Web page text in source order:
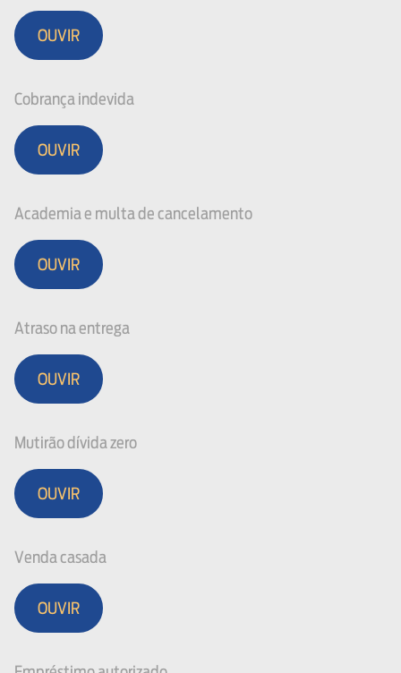
OUVIR
Cobrança indevida
OUVIR
Academia e multa de cancelamento
OUVIR
Atraso na entrega
OUVIR
Mutirão dívida zero
OUVIR
Venda casada
OUVIR